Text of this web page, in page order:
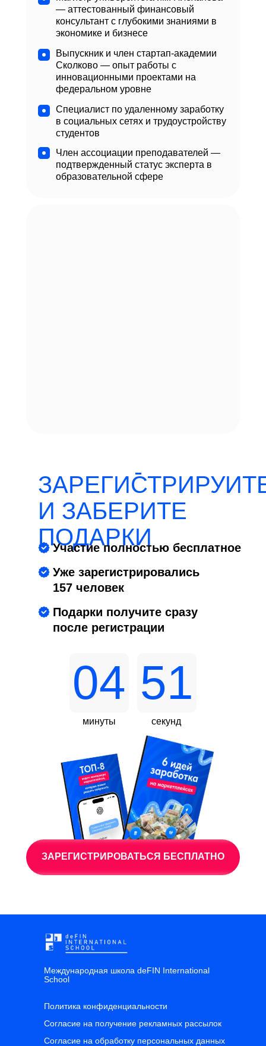
Специалист по удаленному заработку
в социальных сетях и трудоустройству
студентов
Член ассоциации преподавателей —
подтвержденный статус эксперта в
образовательной сфере
Выпускник и член стартап-академии
Сколково — опыт работы с
инновационными проектами на
федеральном уровне
— аттестованный финансовый
консультант с глубокими знаниями в
экономике и бизнесе
50
04
И ЗАБЕРИТЕ
ПОДАРКИ
секунд
минуты
Подарки получите сразу
после регистрации
Уже зарегистрировались
157 человек
Участие полностью бесплатное
ЗАРЕГИСТРИРОВАТЬСЯ БЕСПЛАТНО
Международная школа deFIN International
School
Политика конфиденциальности
Согласие на получение рекламных рассылок
Согласие на обработку персональных данных